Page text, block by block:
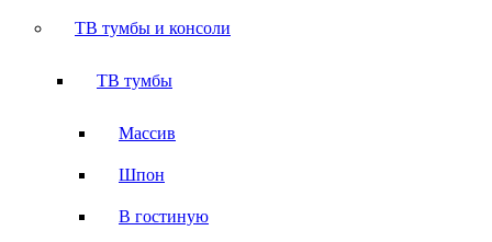
ТВ тумбы и консоли
ТВ тумбы
Массив
Шпон
В гостиную